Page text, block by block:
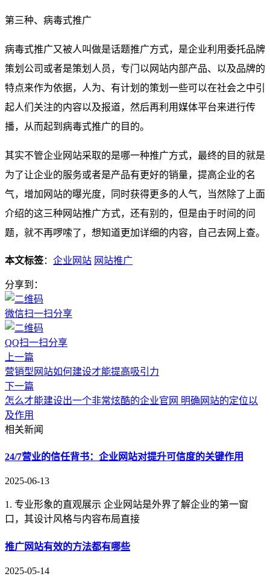
第三种、病毒式推广
病毒式推广又被人叫做是话题推广方式，是企业利用委托品牌
策划公司或者是策划人员，专门以网站内部产品、以及品牌的
特点来作为依据，人为、有计划的策划一些可以在社会之中引
起人们关注的内容以及报道，然后再利用媒体平台来进行传
播，从而起到病毒式推广的目的。
其实不管企业网站采取的是哪一种推广方式，最终的目的就是
为了让企业的服务或者是产品有更好的销量，提高企业的名
气，增加网站的曝光度，同时获得更多的人气，当然除了上面
介绍的这三种网站推广方式，还有别的，但是由于时间的问
题，就不再啰嗦了，想知道更加详细的内容，自己去网上查。
本文标签： 企业网站 网站推广
分享到：
微信扫一扫分享
QQ扫一扫分享
上一篇
营销型网站如何建设才能提高吸引力
下一篇
怎么才能建设出一个非常炫酷的企业官网 明确网站的定位以
及作用
相关新闻
24/7营业的信任背书：企业网站对提升可信度的关键作用
2025-06-13
1. 专业形象的直观展示 企业网站是外界了解企业的第一窗
口，其设计风格与内容布局直接
推广网站有效的方法都有哪些
2025-05-14